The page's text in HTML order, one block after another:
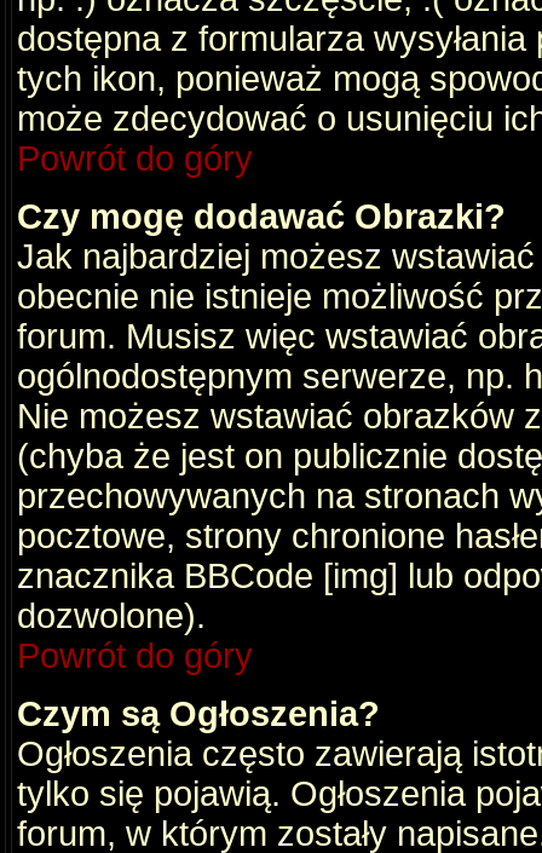
dostępna z formularza
tych ikon, ponieważ mogą
może zdecydować o usunięciu
Powrót do góry
Czy mogę dodawać Obrazki?
Jak najbardziej możesz
obecnie nie istnieje możliwość
forum. Musisz więc wstawiać
ogólnodostępnym serwerze, np.
Nie możesz wstawiać obrazków
(chyba że jest on publicznie
przechowywanych na stronach
pocztowe, strony chronione
znacznika BBCode [img] lub
dozwolone).
Powrót do góry
Czym są Ogłoszenia?
Ogłoszenia często zawierają
tylko się pojawią. Ogłoszenia
forum, w którym zostały